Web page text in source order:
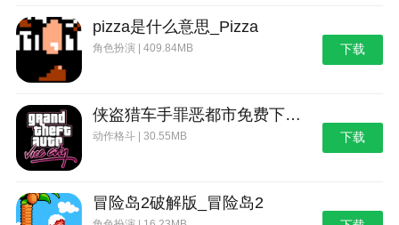
够游刃有余。
载具驾驶还有一个小技巧就是滑车，相当于现实生
活中不给油门的带档滑行吧，我们在加油门之后切换车
上的位置就可以实现了。滑车的好处就是在这个过程中
车辆是没有声音的，这就代表我们可以更加安静地接触
敌人，或者说在快要到达目的点的时候使用滑车技巧可
以干扰附近敌人对我们真实位置的判断。
绝地求生未来之役玩法介绍
pizza是什么意思_Pizza
角色扮演 | 409.84MB 下载
侠盗猎车手罪恶都市免费下载_侠盗猎车手：罪恶都市
动作格斗 | 30.55MB 下载
冒险岛2破解版_冒险岛2